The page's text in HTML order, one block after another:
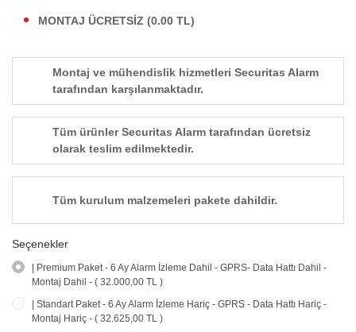
MONTAJ ÜCRETSİZ (0.00 TL)
Montaj ve mühendislik hizmetleri Securitas Alarm
tarafından karşılanmaktadır.
Tüm ürünler Securitas Alarm tarafından ücretsiz
olarak teslim edilmektedir.
Tüm kurulum malzemeleri pakete dahildir.
Seçenekler
| Premium Paket - 6 Ay Alarm İzleme Dahil - GPRS- Data Hattı Dahil -
Montaj Dahil - ( 32.000,00 TL )
| Standart Paket - 6 Ay Alarm İzleme Hariç - GPRS - Data Hattı Hariç -
Montaj Hariç - ( 32.625,00 TL )